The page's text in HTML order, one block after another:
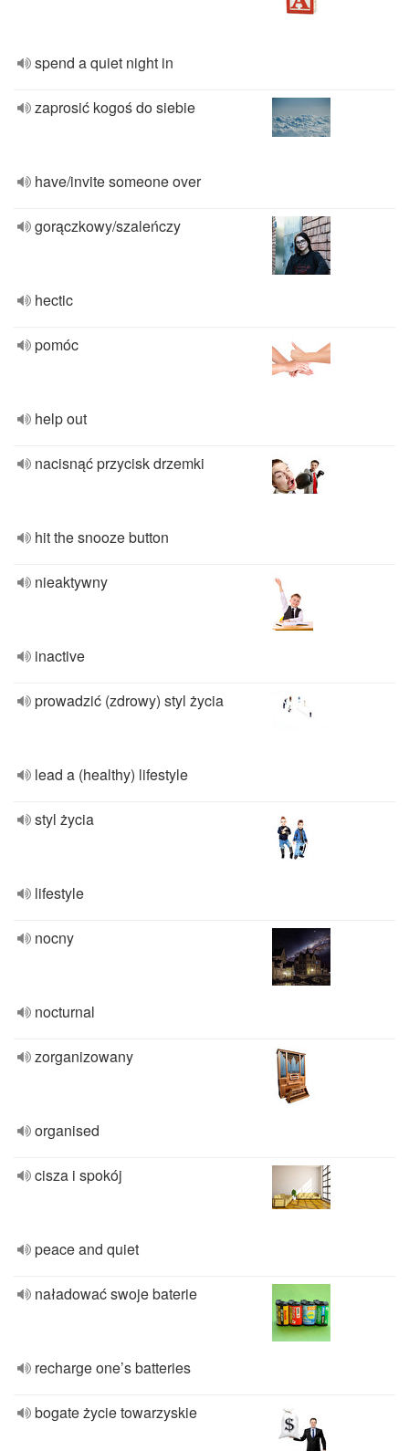
spend a quiet night in
zaprosić kogoś do siebie
have/invite someone over
gorączkowy/szaleńczy
hectic
pomóc
help out
nacisnąć przycisk drzemki
hit the snooze button
nieaktywny
inactive
prowadzić (zdrowy) styl życia
lead a (healthy) lifestyle
styl życia
lifestyle
nocny
nocturnal
zorganizowany
organised
cisza i spokój
peace and quiet
naładować swoje baterie
recharge one’s batteries
bogate życie towarzyskie